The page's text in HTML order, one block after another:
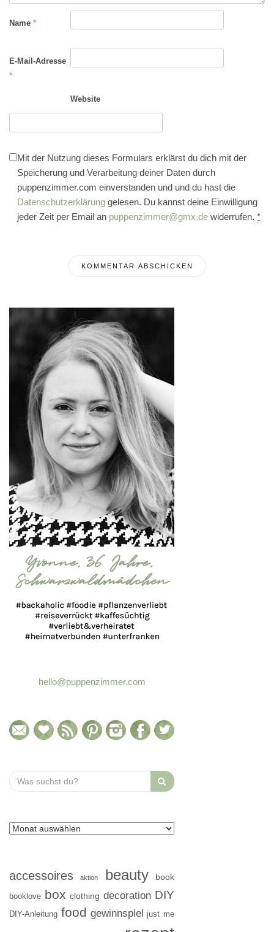
Name *
E-Mail-Adresse
*
Website
Mit der Nutzung dieses Formulars erklärst du dich mit der
Speicherung und Verarbeitung deiner Daten durch
puppenzimmer.com einverstanden und und du hast die
Datenschutzerklärung gelesen. Du kannst deine Einwilligung
jeder Zeit per Email an puppenzimmer@gmx.de widerrufen. *
hello@puppenzimmer.com
Search
for:
accessoires aktion beauty book
booklove box clothing decoration DIY
DIY-Anleitung food gewinnspiel just me